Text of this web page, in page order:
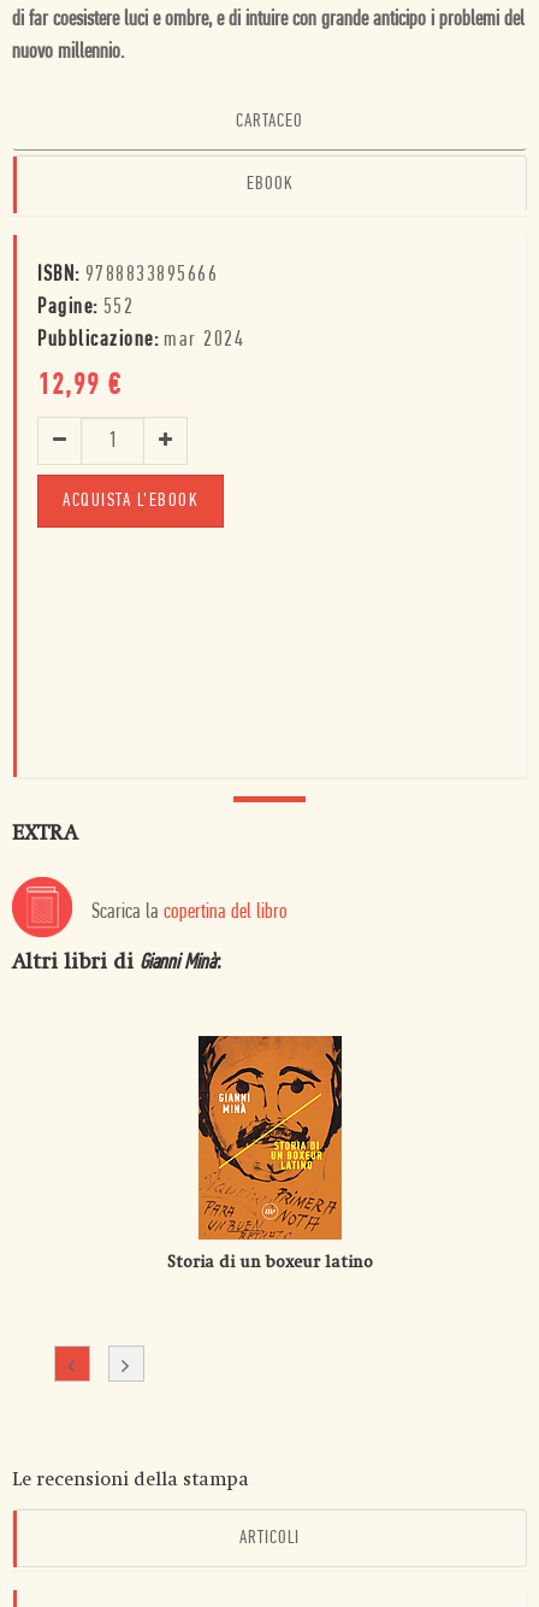
di far coesistere luci e ombre, e di intuire con grande anticipo i problemi del
nuovo millennio.
CARTACEO
EBOOK
ISBN: 9788833895666
Pagine: 552
Pubblicazione: mar 2024
12,99 €
ACQUISTA L'EBOOK
EXTRA
Scarica la copertina del libro
Altri libri di Gianni Minà:
Storia di un boxeur latino
Le recensioni della stampa
ARTICOLI